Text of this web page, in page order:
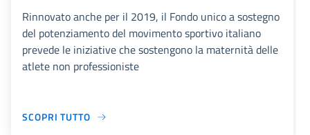
Rinnovato anche per il 2019, il Fondo unico a sostegno
del potenziamento del movimento sportivo italiano
prevede le iniziative che sostengono la maternità delle
atlete non professioniste
SCOPRI TUTTO